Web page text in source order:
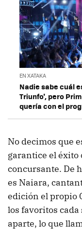
EN XATAKA
Nadie sabe cuál
Triunfo', pero
quería con el
No decimos que
garantice el éxito
concursante. De
es Naiara,
edición el propio
los favoritos
aparte, lo que